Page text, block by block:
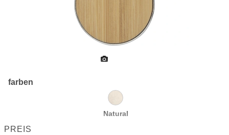
farben
Natural
PREIS